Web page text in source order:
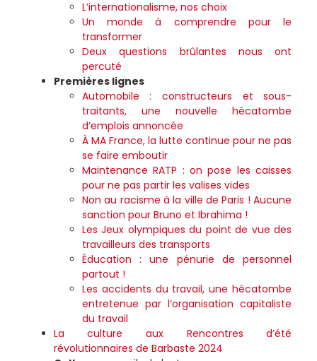
L’internationalisme, nos choix
Un monde à comprendre pour le
transformer
Deux questions brûlantes nous ont
percuté
Premières lignes
Automobile : constructeurs et sous-
traitants, une nouvelle hécatombe
d’emplois annoncée
À MA France, la lutte continue pour ne pas
se faire emboutir
Maintenance RATP : on pose les caisses
pour ne pas partir les valises vides
Non au racisme à la ville de Paris ! Aucune
sanction pour Bruno et Ibrahima !
Les Jeux olympiques du point de vue des
travailleurs des transports
Éducation : une pénurie de personnel
partout !
Les accidents du travail, une hécatombe
entretenue par l’organisation capitaliste
du travail
La culture aux Rencontres d’été
révolutionnaires de Barbaste 2024